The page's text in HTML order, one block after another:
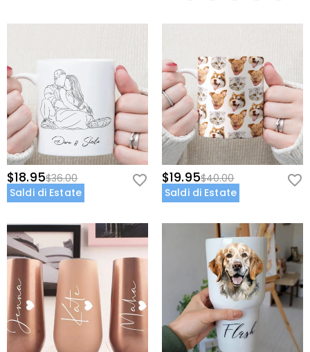
$18.95$36.00
Saldi di Estate
$19.95$40.00
Saldi di Estate